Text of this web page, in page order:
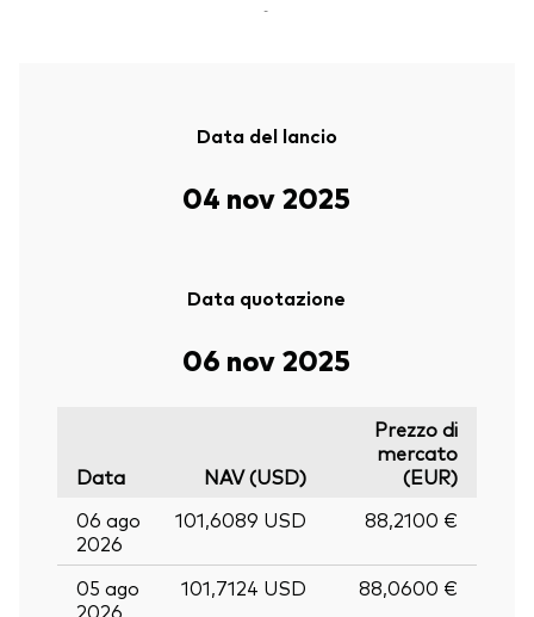
-
Data del lancio
04 nov 2025
Data quotazione
06 nov 2025
Data NAV (USD)
Prezzo di
mercato
(EUR)
06 ago
2026
101,6089 USD 88,2100 €
05 ago
2026
101,7124 USD 88,0600 €